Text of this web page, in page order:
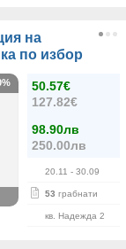
на
по избор
50.57€
127.82€
98.90лв
250.00лв
20.11 - 30.09
53 грабнати
кв. Надежда 2